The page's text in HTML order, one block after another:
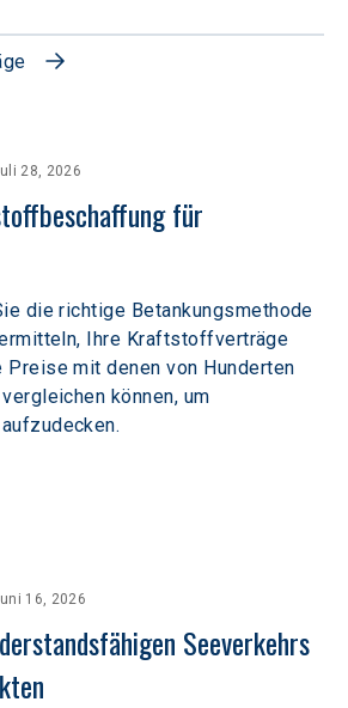
28, 2026
für
die richtige Betankungsmethode
Ihre Kraftstoffverträge
Preise mit denen von Hunderten
können, um
16, 2026
Seeverkehrs